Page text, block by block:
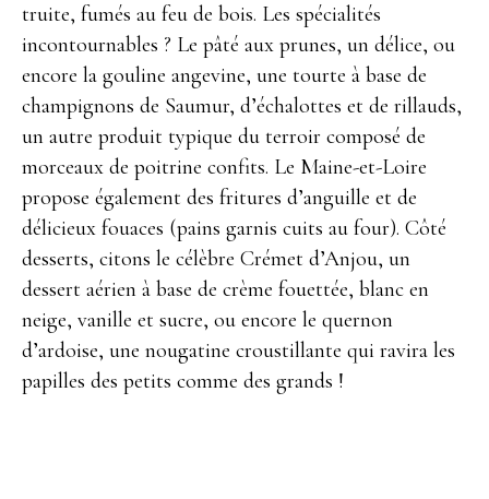
truite, fumés au feu de bois. Les spécialités
incontournables ? Le pâté aux prunes, un délice, ou
encore la gouline angevine, une tourte à base de
champignons de Saumur, d’échalottes et de rillauds,
un autre produit typique du terroir composé de
morceaux de poitrine confits. Le Maine-et-Loire
propose également des fritures d’anguille et de
délicieux fouaces (pains garnis cuits au four). Côté
desserts, citons le célèbre Crémet d’Anjou, un
dessert aérien à base de crème fouettée, blanc en
neige, vanille et sucre, ou encore le quernon
d’ardoise, une nougatine croustillante qui ravira les
papilles des petits comme des grands !